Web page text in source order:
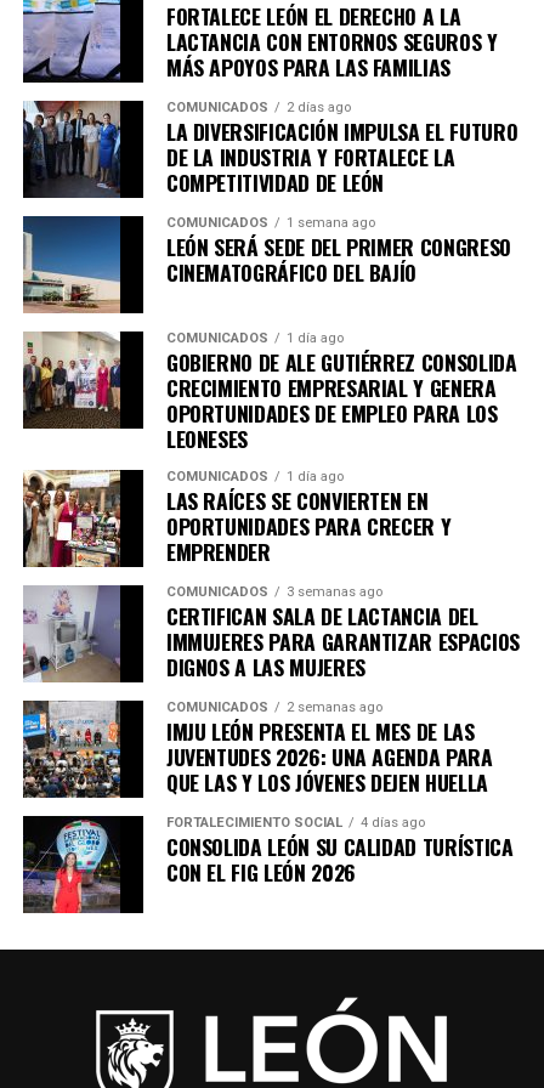
ciudad.
FORTALECE LEÓN EL DERECHO A LA
LACTANCIA CON ENTORNOS SEGUROS Y
MÁS APOYOS PARA LAS FAMILIAS
COMUNICADOS 2 días ago
LA DIVERSIFICACIÓN IMPULSA EL FUTURO
DE LA INDUSTRIA Y FORTALECE LA
COMPETITIVIDAD DE LEÓN
COMUNICADOS 1 semana ago
LEÓN SERÁ SEDE DEL PRIMER CONGRESO
CINEMATOGRÁFICO DEL BAJÍO
COMUNICADOS 1 día ago
GOBIERNO DE ALE GUTIÉRREZ CONSOLIDA
CRECIMIENTO EMPRESARIAL Y GENERA
OPORTUNIDADES DE EMPLEO PARA LOS
LEONESES
COMUNICADOS 1 día ago
LAS RAÍCES SE CONVIERTEN EN
OPORTUNIDADES PARA CRECER Y
EMPRENDER
COMUNICADOS 3 semanas ago
CERTIFICAN SALA DE LACTANCIA DEL
IMMUJERES PARA GARANTIZAR ESPACIOS
DIGNOS A LAS MUJERES
COMUNICADOS 2 semanas ago
IMJU LEÓN PRESENTA EL MES DE LAS
JUVENTUDES 2026: UNA AGENDA PARA
QUE LAS Y LOS JÓVENES DEJEN HUELLA
FORTALECIMIENTO SOCIAL 4 días ago
CONSOLIDA LEÓN SU CALIDAD TURÍSTICA
CON EL FIG LEÓN 2026